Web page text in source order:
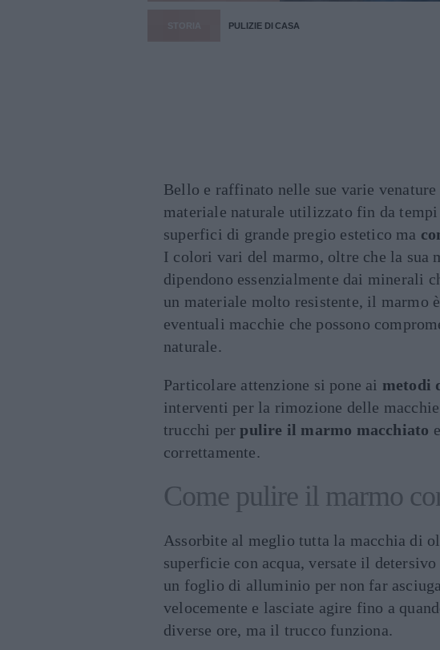
PULIZIE DI CASA
Bello e raffinato nelle sue varie
materiale naturale utilizzato fin da
superfici di grande pregio estetico ma
I colori vari del marmo, oltre che la sua
dipendono essenzialmente dai minerali
un materiale molto resistente, il marmo
eventuali macchie che possono
naturale.
Particolare attenzione si pone ai metodi
interventi per la rimozione delle
trucchi perpulire il marmo macchiato
correttamente.
Come pulire il marmo
Assorbite al meglio tutta la macchia di
superficie con acqua, versate il
un foglio di alluminio per non far
velocemente e lasciate agire fino a
diverse ore, ma il trucco funziona.